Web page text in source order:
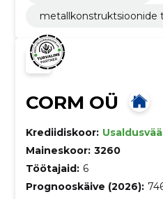
metallkonstruktsioonide
CORM OÜ
Krediidiskoor:
Maineskoor: 3260
Töötajaid: 6
Prognooskäive (2026):